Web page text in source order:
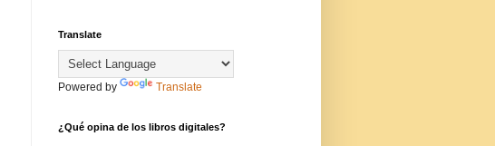
Translate
Powered by Translate
¿Qué opina de los libros digitales?